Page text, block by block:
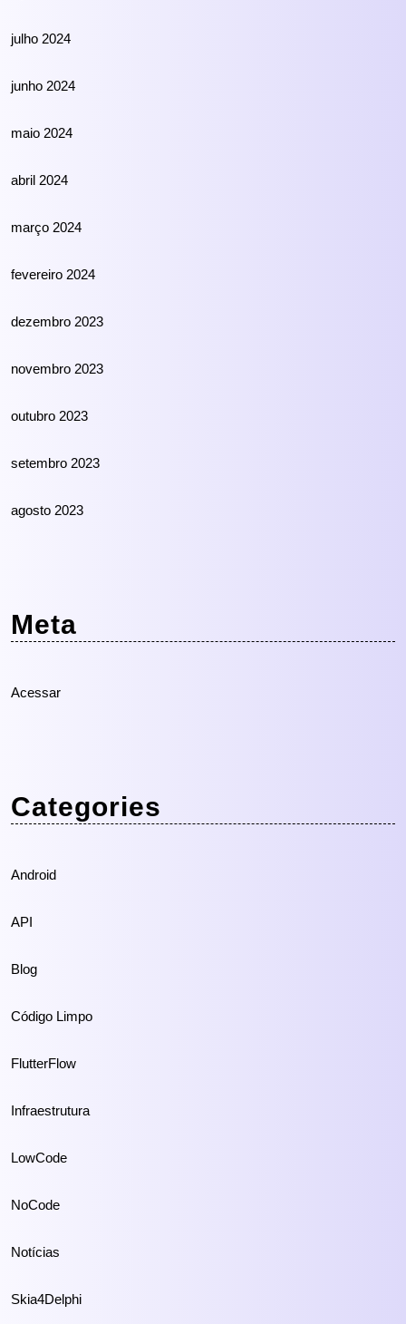
julho 2024
junho 2024
maio 2024
abril 2024
março 2024
fevereiro 2024
dezembro 2023
novembro 2023
outubro 2023
setembro 2023
agosto 2023
Meta
Acessar
Categories
Android
API
Blog
Código Limpo
FlutterFlow
Infraestrutura
LowCode
NoCode
Notícias
Skia4Delphi